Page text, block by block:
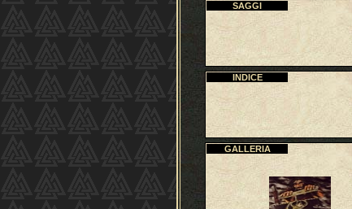
SAGGI
INDICE
GALLERIA